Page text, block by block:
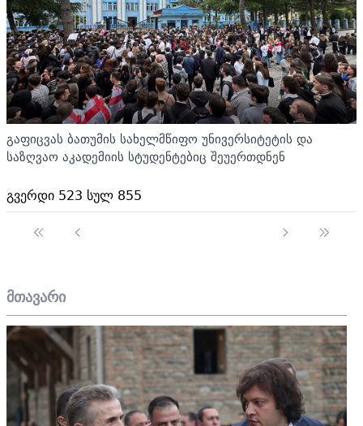
გაფიცვას ბათუმის სახელმწიფო უნივერსიტეტის და
საზღვაო აკადემიის სტუდენტებიც შეუერთდნენ
გვერდი 523 სულ 855
მთავარი